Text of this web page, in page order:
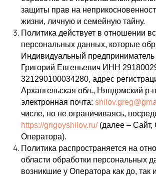
защиты прав на
жизни, личную и семейную тайну.
Политика действует в отношении
персональных данных, которые
Индивидуальный
Григорий Евгеньевич ИНН
321290100034280, адрес
Архангельская обл., Няндомский р-
электронная почта:
числе, но не ограничиваясь,
https://grigoyshilov.ru/(далее – Сайт,
Оператора).
Политика распространяется на
области обработки персональных
возникшие у Оператора как до, так